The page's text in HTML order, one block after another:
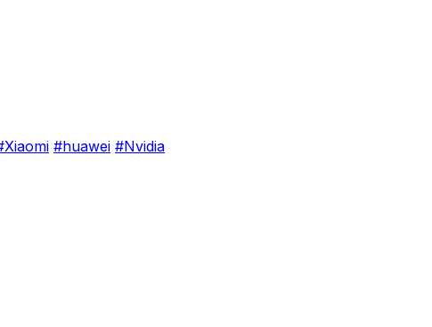
#huawei #Nvidia